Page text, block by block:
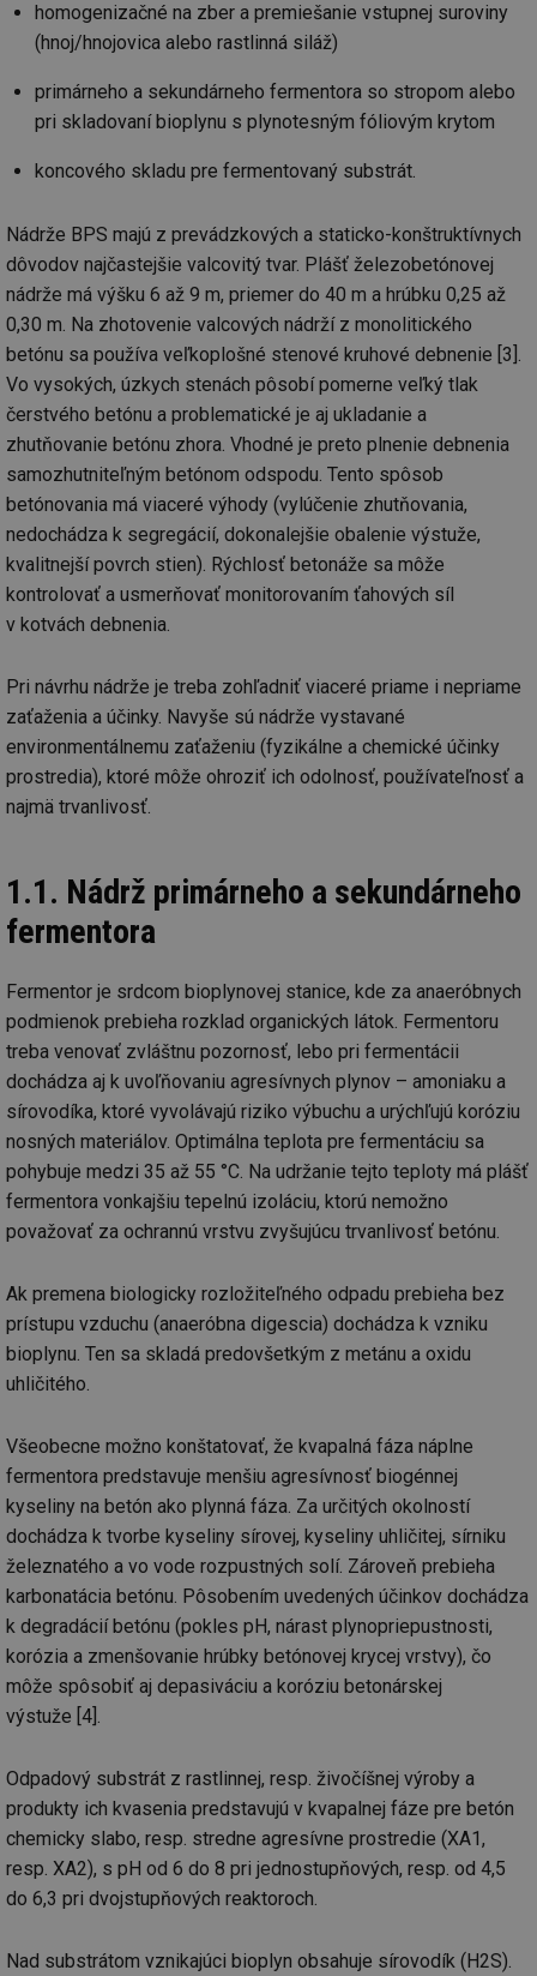
homogenizačné na zber a premiešanie vstupnej suroviny
(hnoj/hnojovica alebo rastlinná siláž)
primárneho a sekundárneho fermentora so stropom alebo
pri skladovaní bioplynu s plynotesným fóliovým krytom
koncového skladu pre fermentovaný substrát.
Nádrže BPS majú z prevádzkových a staticko-konštruktívnych
dôvodov najčastejšie valcovitý tvar. Plášť železobetónovej
nádrže má výšku 6 až 9 m, priemer do 40 m a hrúbku 0,25 až
0,30 m. Na zhotovenie valcových nádrží z monolitického
betónu sa používa veľkoplošné stenové kruhové debnenie [3].
Vo vysokých, úzkych stenách pôsobí pomerne veľký tlak
čerstvého betónu a problematické je aj ukladanie a
zhutňovanie betónu zhora. Vhodné je preto plnenie debnenia
samozhutniteľným betónom odspodu. Tento spôsob
betónovania má viaceré výhody (vylúčenie zhutňovania,
nedochádza k segregácií, dokonalejšie obalenie výstuže,
kvalitnejší povrch stien). Rýchlosť betonáže sa môže
kontrolovať a usmerňovať monitorovaním ťahových síl
v kotvách debnenia.
Pri návrhu nádrže je treba zohľadniť viaceré priame i nepriame
zaťaženia a účinky. Navyše sú nádrže vystavané
environmentálnemu zaťaženiu (fyzikálne a chemické účinky
prostredia), ktoré môže ohroziť ich odolnosť, používateľnosť a
najmä trvanlivosť.
1.1. Nádrž primárneho a sekundárneho
fermentora
Fermentor je srdcom bioplynovej stanice, kde za anaeróbnych
podmienok prebieha rozklad organických látok. Fermentoru
treba venovať zvláštnu pozornosť, lebo pri fermentácii
dochádza aj k uvoľňovaniu agresívnych plynov – amoniaku a
sírovodíka, ktoré vyvolávajú riziko výbuchu a urýchľujú koróziu
nosných materiálov. Optimálna teplota pre fermentáciu sa
pohybuje medzi 35 až 55 °C. Na udržanie tejto teploty má plášť
fermentora vonkajšiu tepelnú izoláciu, ktorú nemožno
považovať za ochrannú vrstvu zvyšujúcu trvanlivosť betónu.
Ak premena biologicky rozložiteľného odpadu prebieha bez
prístupu vzduchu (anaeróbna digescia) dochádza k vzniku
bioplynu. Ten sa skladá predovšetkým z metánu a oxidu
uhličitého.
Všeobecne možno konštatovať, že kvapalná fáza náplne
fermentora predstavuje menšiu agresívnosť biogénnej
kyseliny na betón ako plynná fáza. Za určitých okolností
dochádza k tvorbe kyseliny sírovej, kyseliny uhličitej, sírniku
železnatého a vo vode rozpustných solí. Zároveň prebieha
karbonatácia betónu. Pôsobením uvedených účinkov dochádza
k degradácií betónu (pokles pH, nárast plynopriepustnosti,
korózia a zmenšovanie hrúbky betónovej krycej vrstvy), čo
môže spôsobiť aj depasiváciu a koróziu betonárskej
výstuže [4].
Odpadový substrát z rastlinnej, resp. živočíšnej výroby a
produkty ich kvasenia predstavujú v kvapalnej fáze pre betón
chemicky slabo, resp. stredne agresívne prostredie (XA1,
resp. XA2), s pH od 6 do 8 pri jednostupňových, resp. od 4,5
do 6,3 pri dvojstupňových reaktoroch.
Nad substrátom vznikajúci bioplyn obsahuje sírovodík (H2S).